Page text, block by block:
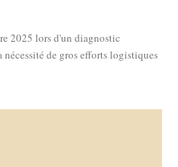
2025 lors d'un diagnostic
nécessité de gros efforts logistiques